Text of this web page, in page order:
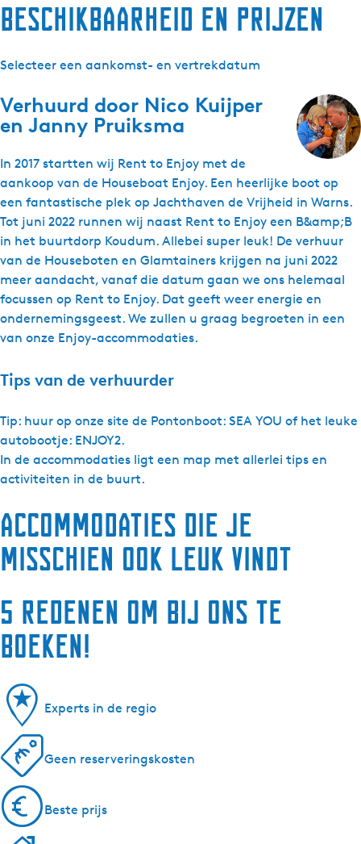
Beschikbaarheid en prijzen
Selecteer een aankomst- en vertrekdatum
Verhuurd door Nico Kuijper
en Janny Pruiksma
In 2017 startten wij Rent to Enjoy met de
aankoop van de Houseboat Enjoy. Een heerlijke boot op
een fantastische plek op Jachthaven de Vrijheid in Warns.
Tot juni 2022 runnen wij naast Rent to Enjoy een B&amp;B
in het buurtdorp Koudum. Allebei super leuk! De verhuur
van de Houseboten en Glamtainers krijgen na juni 2022
meer aandacht, vanaf die datum gaan we ons helemaal
focussen op Rent to Enjoy. Dat geeft weer energie en
ondernemingsgeest. We zullen u graag begroeten in een
van onze Enjoy-accommodaties.
Tips van de verhuurder
Tip: huur op onze site de Pontonboot: SEA YOU of het leuke
autobootje: ENJOY2.
In de accommodaties ligt een map met allerlei tips en
activiteiten in de buurt.
Accommodaties die je
misschien ook leuk vindt
5 redenen om bij ons te
boeken!
Experts in de regio
Geen reserveringskosten
Beste prijs